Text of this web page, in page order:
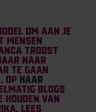
om aan je
Troost
naar
te gaan
haar
blogs
houden van
Lees